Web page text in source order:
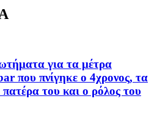
για τα μέτρα
που πνίγηκε ο 4χρονος, τα
του και ο ρόλος του